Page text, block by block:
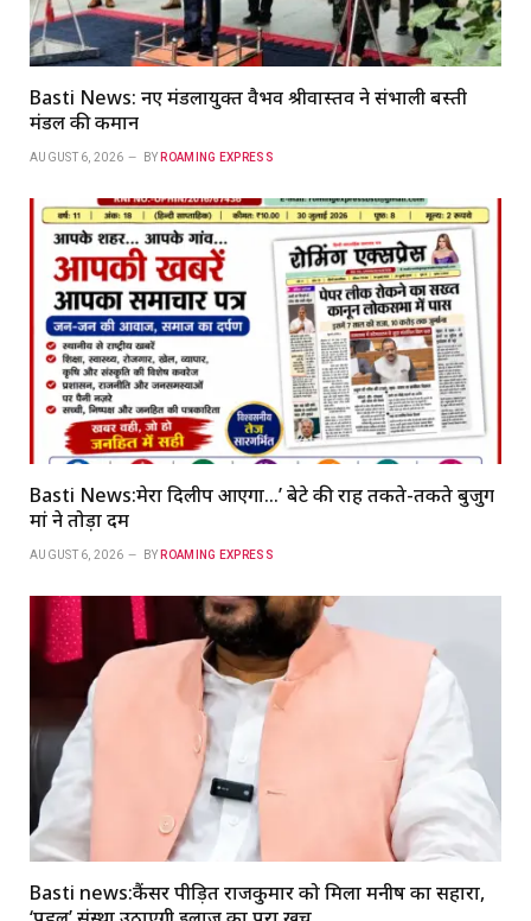
Basti News: नए मंडलायुक्त वैभव श्रीवास्तव ने संभाली बस्ती
मंडल की कमान
AUGUST 6, 2026 BY ROAMING EXPRESS
Basti News:मेरा दिलीप आएगा…’ बेटे की राह तकते-तकते बुजुर्ग
मां ने तोड़ा दम
AUGUST 6, 2026 BY ROAMING EXPRESS
Basti news:कैंसर पीड़ित राजकुमार को मिला मनीष का सहारा,